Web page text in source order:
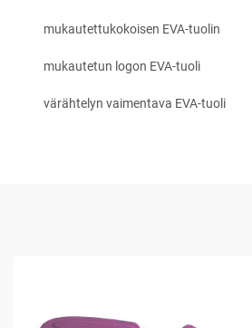
mukautettukokoisen EVA-tuolin
mukautetun logon EVA-tuoli
värähtelyn vaimentava EVA-tuoli